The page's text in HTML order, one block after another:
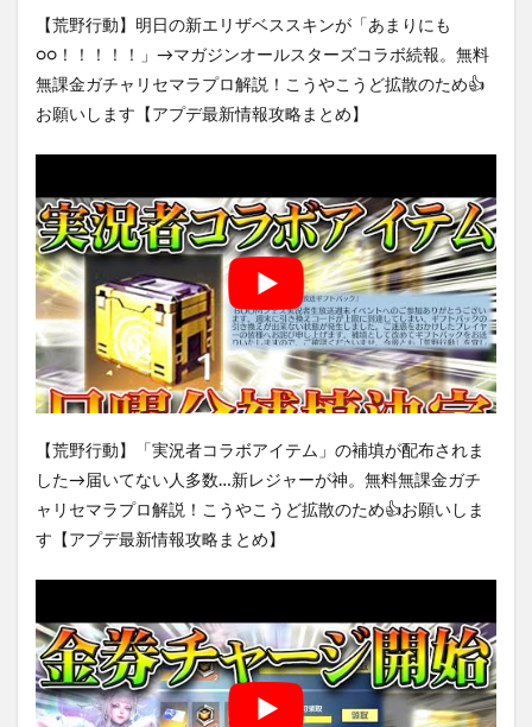
【荒野行動】明日の新エリザベススキンが「あまりにも
○○！！！！！」→マガジンオールスターズコラボ続報。無料
無課金ガチャリセマラプロ解説！こうやこうど拡散のため👍
お願いします【アプデ最新情報攻略まとめ】
【荒野行動】「実況者コラボアイテム」の補填が配布されま
した→届いてない人多数…新レジャーが神。無料無課金ガチ
ャリセマラプロ解説！こうやこうど拡散のため👍お願いしま
す【アプデ最新情報攻略まとめ】